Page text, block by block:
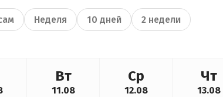
Неделя 10 дней 2 недели
Вт
11.08
Ср
12.08
Чт
13.08